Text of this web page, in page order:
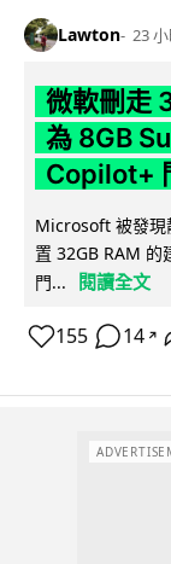
Lawton 23
微軟刪走
為 8GB
Copilot+
Microsoft 被發現
置 32GB RAM 的
門...
閱讀全文
155 14 ↗